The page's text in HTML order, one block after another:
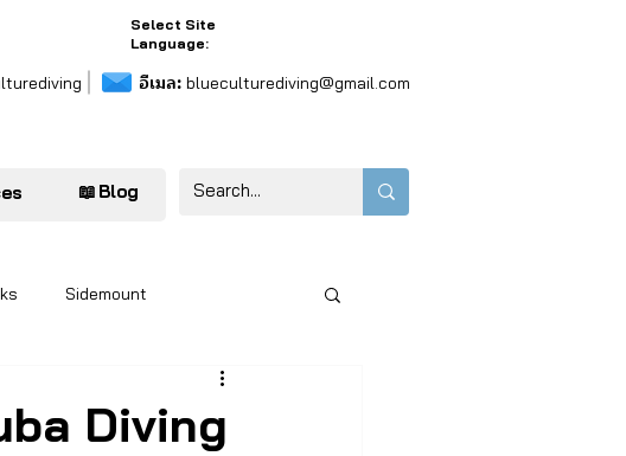
Select Site
Language:
อีเมล: blueculturediving@gmail.com
📖 Blog
Sidemount
Diving